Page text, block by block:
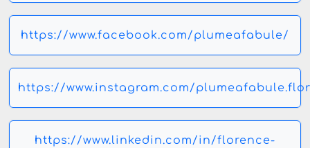
https://www.facebook.com/plumeafabule/
https://www.instagram.com/
https://www.linkedin.com/in/florence-